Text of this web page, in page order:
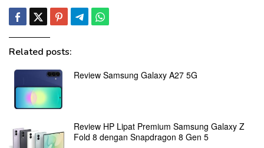
Related posts:
Review Samsung Galaxy A27 5G
Review HP Lipat Premium Samsung Galaxy Z
Fold 8 dengan Snapdragon 8 Gen 5